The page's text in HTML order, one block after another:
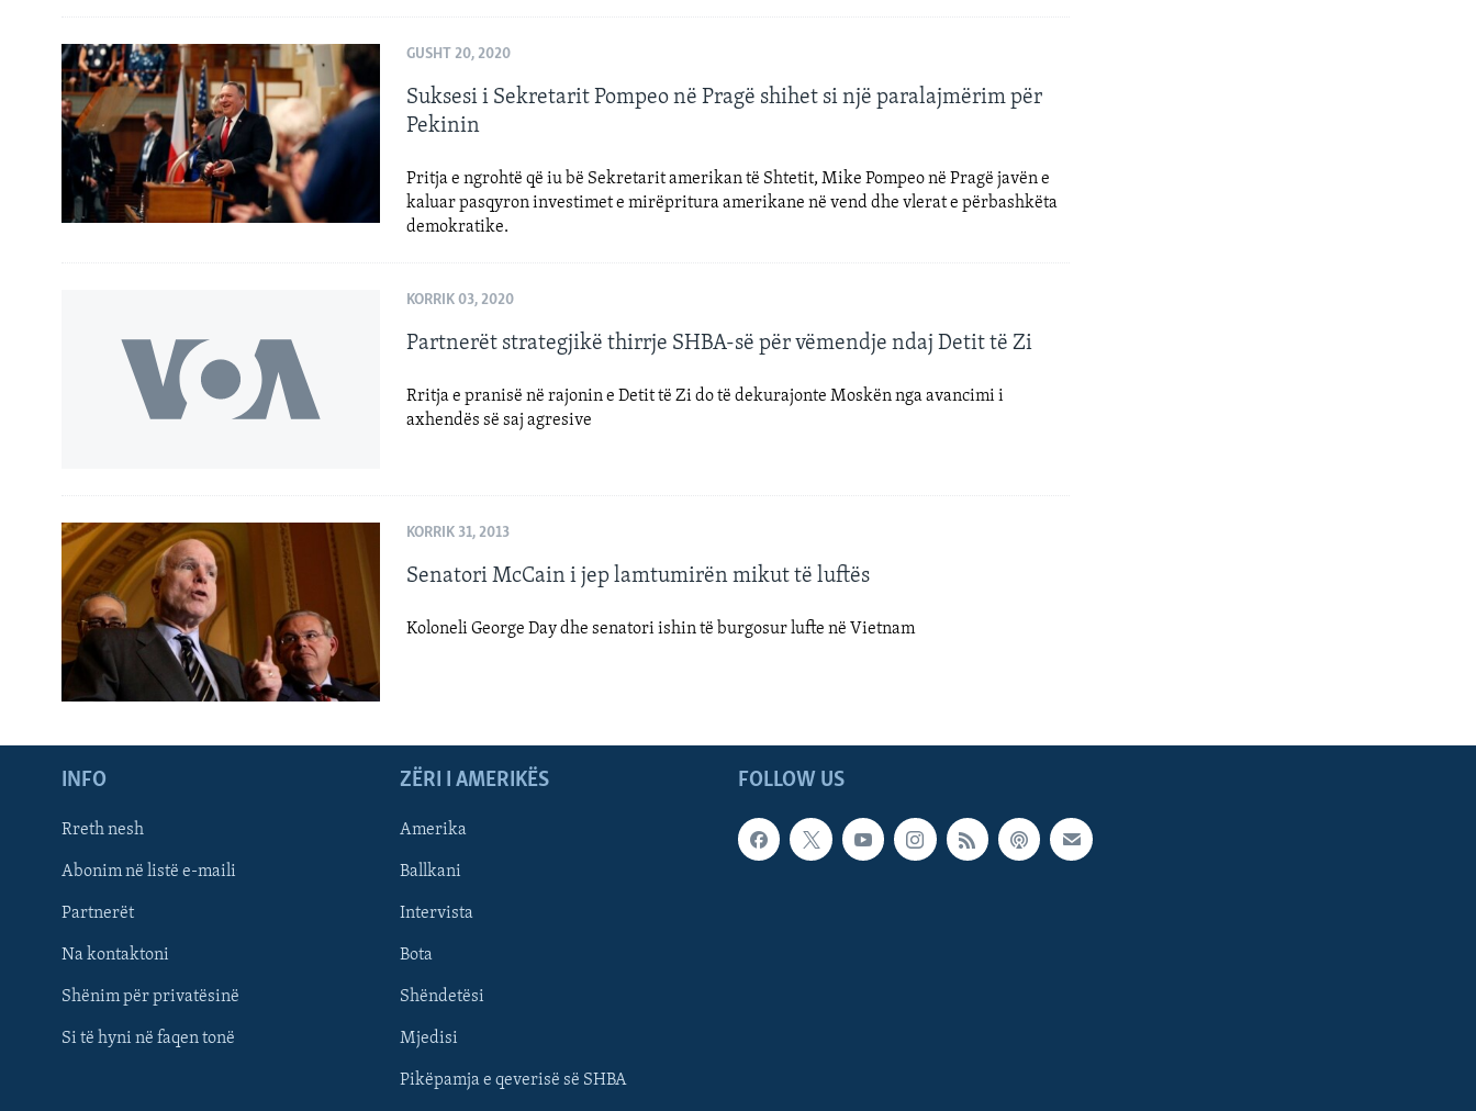
FOLLOW US
GUSHT 20, 2020
Suksesi i Sekretarit Pompeo në Pragë shihet si një paralajmërim për
Pekinin
Pritja e ngrohtë që iu bë Sekretarit amerikan të Shtetit, Mike Pompeo në Pragë javën e
kaluar pasqyron investimet e mirëpritura amerikane në vend dhe vlerat e përbashkëta
demokratike.
KORRIK 03, 2020
Partnerët strategjikë thirrje SHBA-së për vëmendje ndaj Detit të Zi
Rritja e pranisë në rajonin e Detit të Zi do të dekurajonte Moskën nga avancimi i
axhendës së saj agresive
KORRIK 31, 2013
Senatori McCain i jep lamtumirën mikut të luftës
Koloneli George Day dhe senatori ishin të burgosur lufte në Vietnam
FOLLOW US
INFO
Rreth nesh
Abonim në listë e-maili
Partnerët
Na kontaktoni
Shënim për privatësinë
Si të hyni në faqen tonë
ZËRI I AMERIKËS
Amerika
Ballkani
Intervista
Bota
Shëndetësi
Mjedisi
Pikëpamja e qeverisë së SHBA